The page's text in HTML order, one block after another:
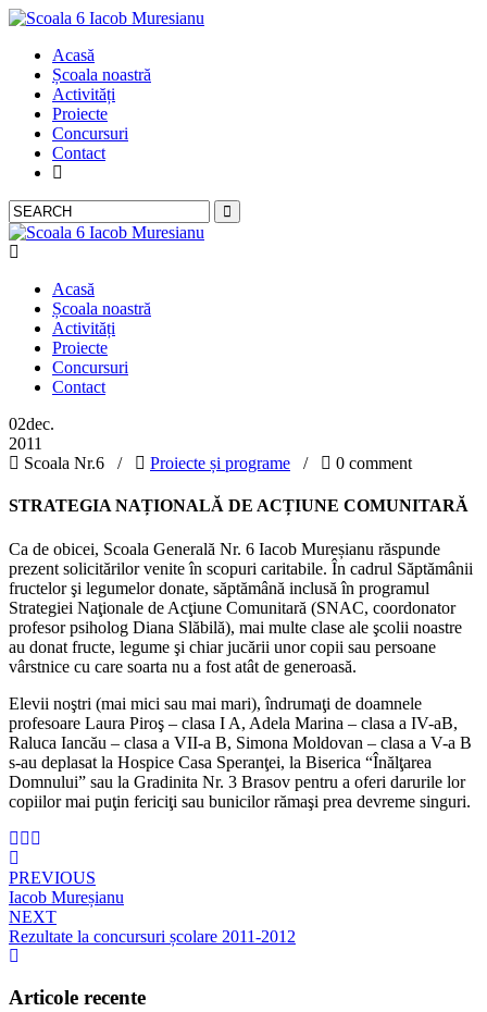
Acasă
Școala noastră
Activități
Proiecte
Concursuri
Contact
Acasă
Școala noastră
Activități
Proiecte
Concursuri
Contact
02dec.
2011
Scoala Nr.6 /
Proiecte și programe / 0 comment
STRATEGIA NAȚIONALĂ DE ACȚIUNE COMUNITARĂ
Ca de obicei, Scoala Generală Nr. 6 Iacob Mureșianu răspunde
prezent solicitărilor venite în scopuri caritabile. În cadrul Săptămânii
fructelor şi legumelor donate, săptămână inclusă în programul
Strategiei Naţionale de Acţiune Comunitară (SNAC, coordonator
profesor psiholog Diana Slăbilă), mai multe clase ale şcolii noastre
au donat fructe, legume şi chiar jucării unor copii sau persoane
vârstnice cu care soarta nu a fost atât de generoasă.
Elevii noştri (mai mici sau mai mari), îndrumaţi de doamnele
profesoare Laura Piroş – clasa I A, Adela Marina – clasa a IV-aB,
Raluca Iancău – clasa a VII-a B, Simona Moldovan – clasa a V-a B
s-au deplasat la Hospice Casa Speranţei, la Biserica “Înălţarea
Domnului” sau la Gradinita Nr. 3 Brasov pentru a oferi darurile lor
copiilor mai puţin fericiţi sau bunicilor rămaşi prea devreme singuri.
Navigare
în
articole
PREVIOUS
Iacob Mureșianu
NEXT
Rezultate la concursuri școlare 2011-2012
Articole recente